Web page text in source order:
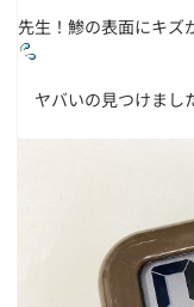
先生！鯵の表面にキズ
ヤバいの見つけまし